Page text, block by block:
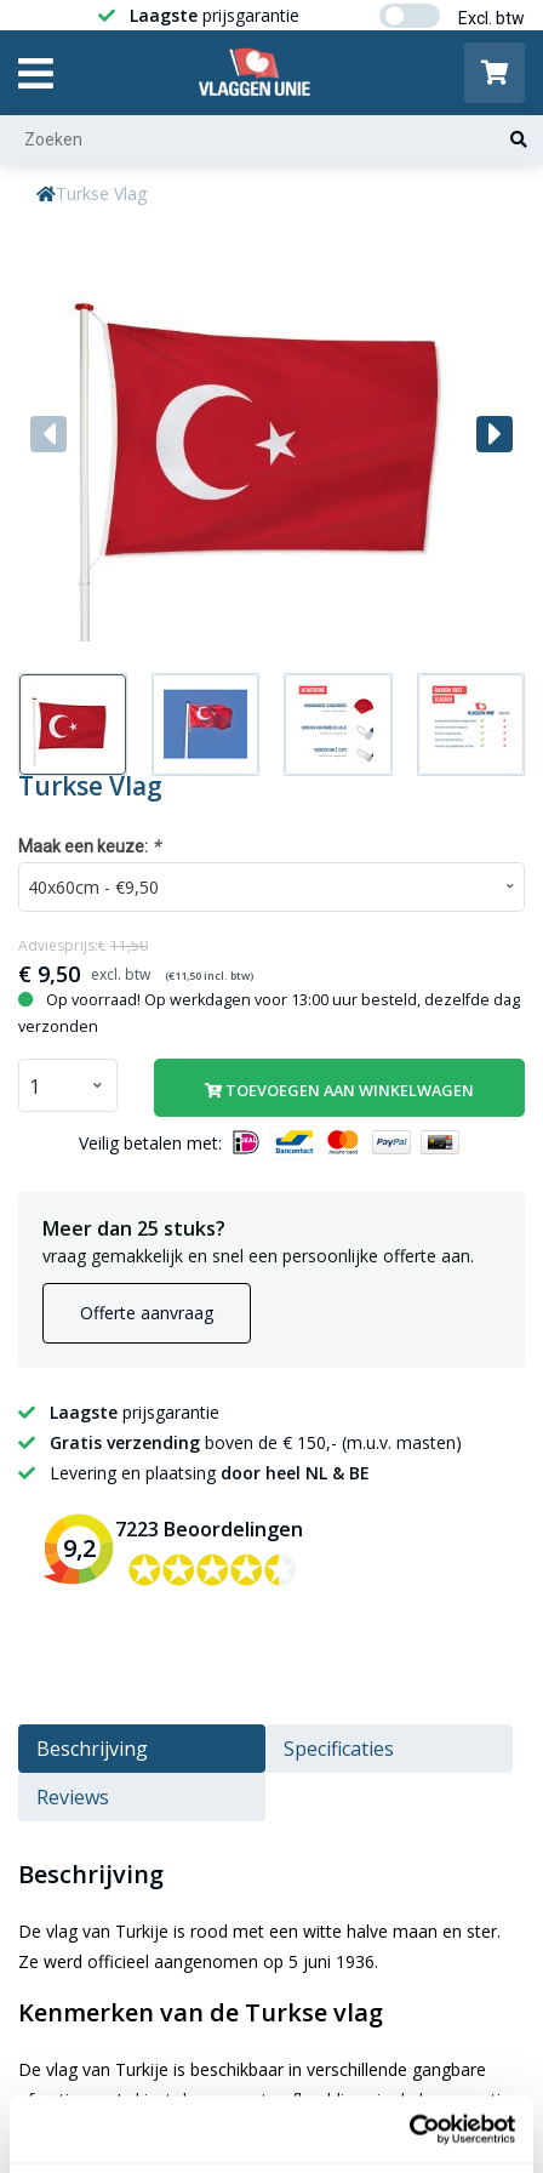
Laagste prijsgarantie Gratis
Turkse Vlag
Turkse Vlag
Maak een keuze: *
€ 9,50 (€11,50incl. btw)
Adviesprijs:€ 11,50
Op voorraad! Op werkdagen voor 13:00 uur besteld, dezelfde dag
verzonden
TOEVOEGEN AAN WINKELWAGEN
Veilig betalen met:
Meer dan 25 stuks?
vraag gemakkelijk en snel een persoonlijke offerte aan.
Offerte aanvraag
Laagste prijsgarantie
Gratis verzending boven de € 150,- (m.u.v. masten)
Levering en plaatsing door heel NL & BE
9,2
7223 Beoordelingen
✪✪✪✪✪
✪✪✪✪✪
Beschrijving
Specificaties
Reviews
Beschrijving
De vlag van Turkije is rood met een witte halve maan en ster.
Ze werd officieel aangenomen op 5 juni 1936.
Kenmerken van de Turkse vlag
De vlag van Turkije is beschikbaar in verschillende gangbare
afmetingen. Je kiest de gewenste afbeelding via de keuze optie.
De vlag is gemaakt van 3-draads geweven glanspolyester